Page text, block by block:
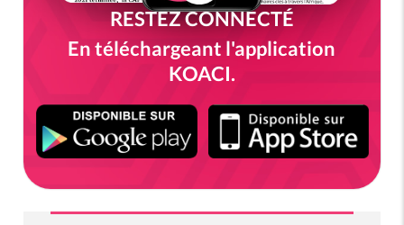
RESTEZ CONNECTÉ
En téléchargeant l'application
KOACI.